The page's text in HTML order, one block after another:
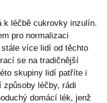
k léčbě cukrovky inzulín.
pro normalizaci
více lidí od těchto
se na tradičnější
skupiny lidí patříte i
léčby, rádi
domácí lék, jenž